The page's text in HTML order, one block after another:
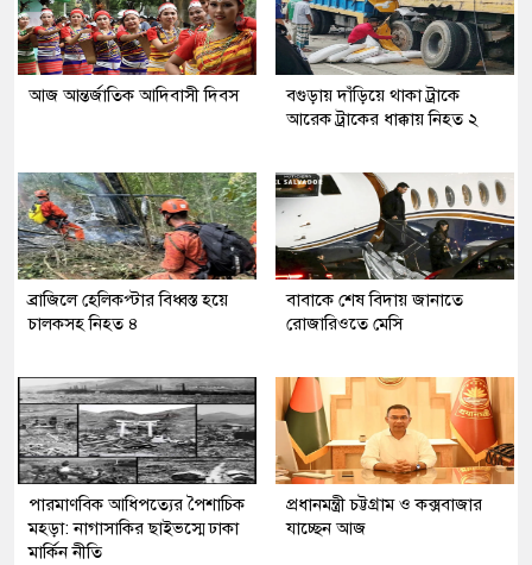
আজ আন্তর্জাতিক আদিবাসী দিবস
বগুড়ায় দাঁড়িয়ে থাকা ট্রাকে
আরেক ট্রাকের ধাক্কায় নিহত ২
ব্রাজিলে হেলিকপ্টার বিধ্বস্ত হয়ে
চালকসহ নিহত ৪
বাবাকে শেষ বিদায় জানাতে
রোজারিওতে মেসি
পারমাণবিক আধিপত্যের পৈশাচিক
মহড়া: নাগাসাকির ছাইভস্মে ঢাকা
মার্কিন নীতি
প্রধানমন্ত্রী চট্টগ্রাম ও কক্সবাজার
যাচ্ছেন আজ